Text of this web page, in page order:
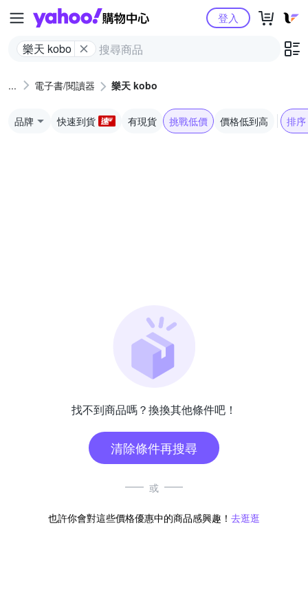
Yahoo購物中心
樂天 kobo
登入
電子書/閱讀器 樂天 kobo
品牌 快速到貨 有現貨 挑戰低價 價格低到高 排序
找不到商品嗎？換換其他條件吧！
清除條件再搜尋
或
也許你會對這些價格優惠中的商品感興趣！ 去逛逛